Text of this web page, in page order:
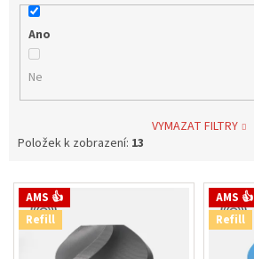
Ano
Ne
VYMAZAT FILTRY
Položek k zobrazení: 13
V AMS 👍
Refill
AMS 👍
Refill